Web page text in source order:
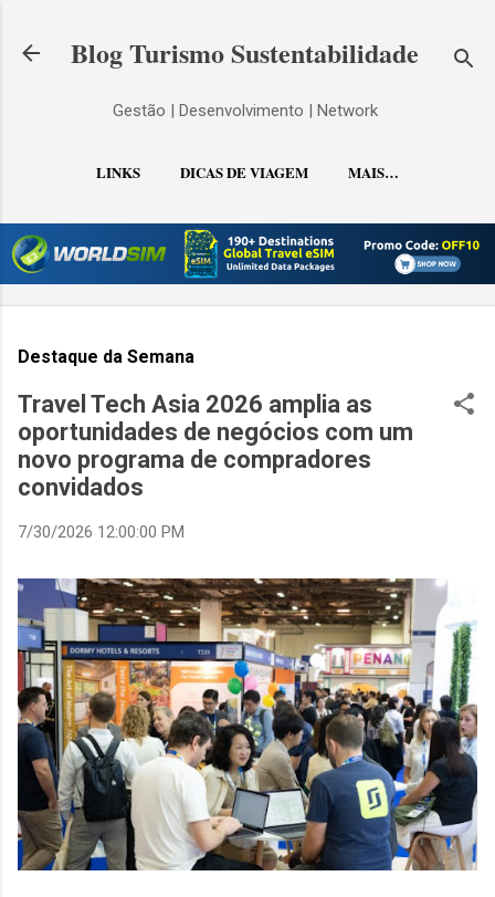
Blog Turismo Sustentabilidade
Gestão | Desenvolvimento | Network
LINKS DICAS DE VIAGEM MAIS…
CONTATO
Destaque da Semana
Travel Tech Asia 2026 amplia as
oportunidades de negócios com um
novo programa de compradores
convidados
7/30/2026 12:00:00 PM